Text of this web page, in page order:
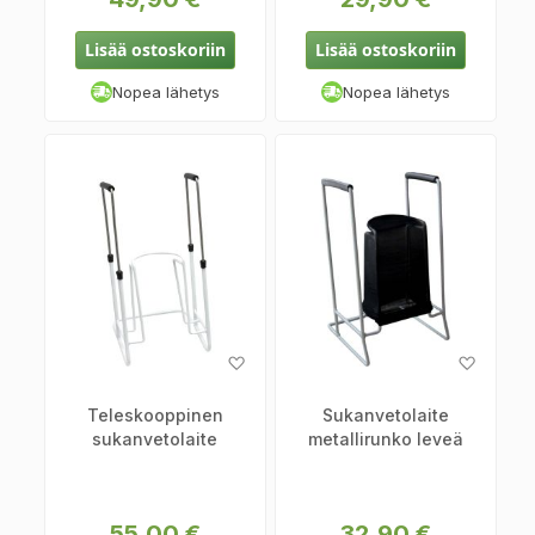
Lisää ostoskoriin
Nopea lähetys
Lisää ostoskoriin
Nopea lähetys
Teleskooppinen
sukanvetolaite
Sukanvetolaite
metallirunko leveä